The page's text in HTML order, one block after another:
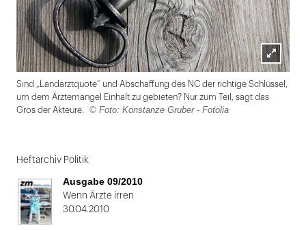
Lightbox
öffnen
Sind „Landarztquote“ und Abschaffung des NC der richtige Schlüssel,
um dem Ärztemangel Einhalt zu gebieten? Nur zum Teil, sagt das
Gros der Akteure.
© Foto: Konstanze Gruber - Fotolia
1
von
2
Heftarchiv Politik
Ausgabe 09/2010
Wenn Ärzte irren
30.04.2010